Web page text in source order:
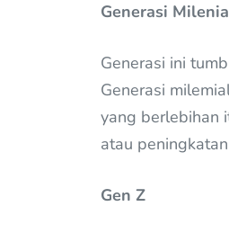
Generasi
Generasi ini
Generasi
yang berlebihan
atau
Gen Z